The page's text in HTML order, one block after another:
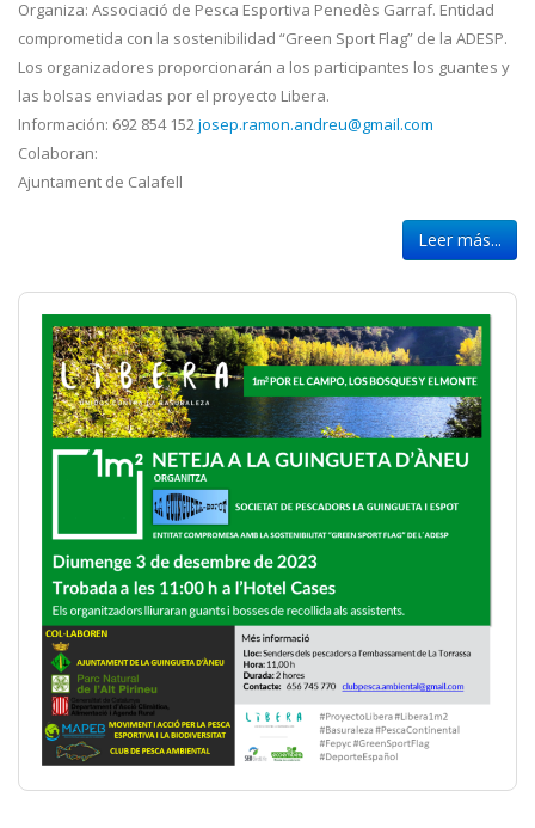
Organiza: Associació de Pesca Esportiva Penedès Garraf. Entidad
comprometida con la sostenibilidad “Green Sport Flag” de la ADESP.
Los organizadores proporcionarán a los participantes los guantes y
las bolsas enviadas por el proyecto Libera.
Información: 692 854 152josep.ramon.andreu@gmail.com
Colaboran:
Ajuntament de Calafell
Leer más...